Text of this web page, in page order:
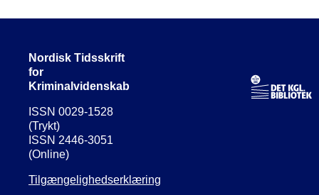
Nordisk Tidsskrift
for
Kriminalvidenskab
ISSN 0029-1528
(Trykt)
ISSN 2446-3051
(Online)
Tilgængelighedserklæring